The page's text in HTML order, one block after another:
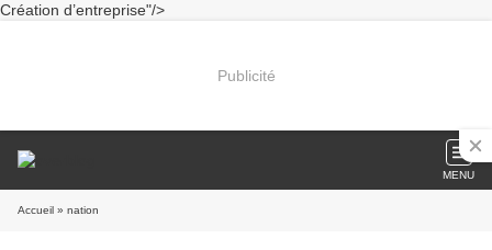
Création d’entreprise"/>
Publicité
MENU
Accueil » nation